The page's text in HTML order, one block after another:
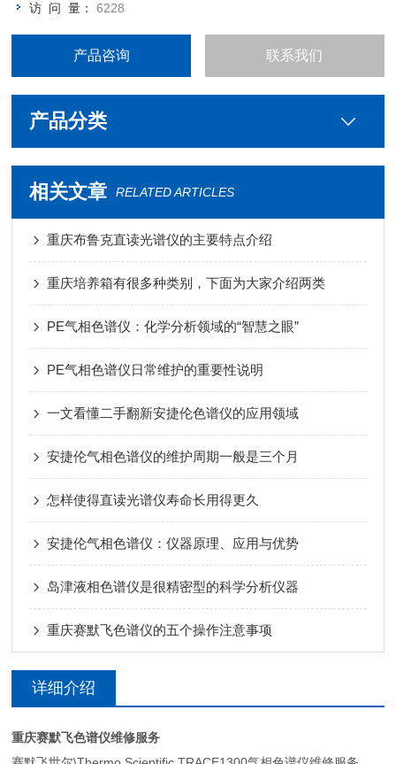
访 问 量：6228
产品咨询 联系我们
产品分类
相关文章 RELATED ARTICLES
重庆布鲁克直读光谱仪的主要特点介绍
重庆培养箱有很多种类别，下面为大家介绍两类
PE气相色谱仪：化学分析领域的“智慧之眼”
PE气相色谱仪日常维护的重要性说明
一文看懂二手翻新安捷伦色谱仪的应用领域
安捷伦气相色谱仪的维护周期一般是三个月
怎样使得直读光谱仪寿命长用得更久
安捷伦气相色谱仪：仪器原理、应用与优势
岛津液相色谱仪是很精密型的科学分析仪器
重庆赛默飞色谱仪的五个操作注意事项
详细介绍
重庆赛默飞色谱仪维修服务